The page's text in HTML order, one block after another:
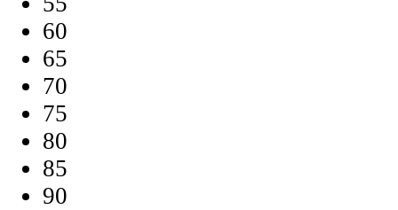
60
65
70
75
80
85
90